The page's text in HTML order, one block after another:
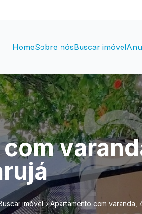
HomeSobre nósBuscar imóvel
imóvel Apartamento com varanda,